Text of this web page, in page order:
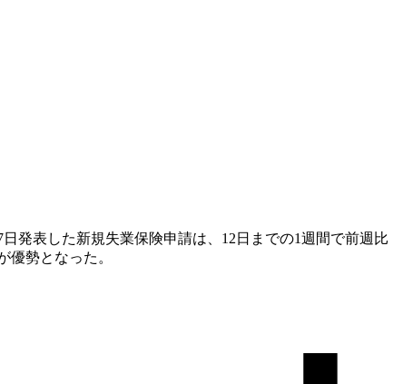
発表した新規失業保険申請は、12日までの1週間で前週比
優勢となった。